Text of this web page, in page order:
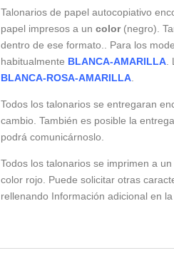
Talonarios de papel autocopiativo
papel impresos a un color(negro).
dentro de ese formato.. Para los
habitualmente BLANCA-AMARILLA.
BLANCA-ROSA-AMARILLA.
Todos los talonarios se entregaran
cambio. También es posible la
podrá comunicárnoslo.
Todos los talonarios se imprimen a
color rojo. Puede solicitar otras
rellenando Información adicional en